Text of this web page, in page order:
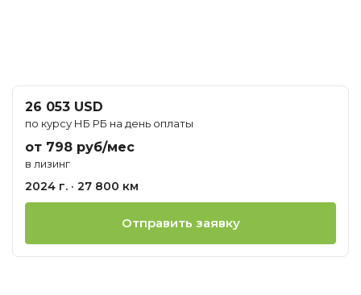
26 053 USD
по курсу НБ РБ на день оплаты
от 798 руб/мес
в лизинг
2024 г. · 27 800 км
Отправить заявку